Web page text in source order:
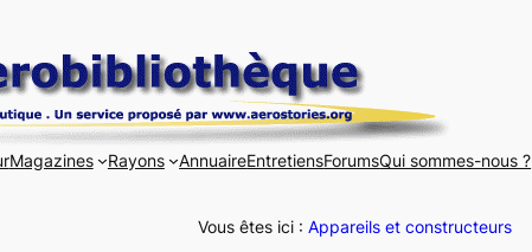
Magazines Rayons AnnuaireEntretiensForumsQui sommes-nous ?
Vous êtes ici : Appareils et constructeurs